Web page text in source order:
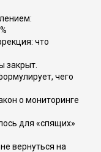
что
закрыт.
чего
о мониторинге
для «спящих»
вернуться на